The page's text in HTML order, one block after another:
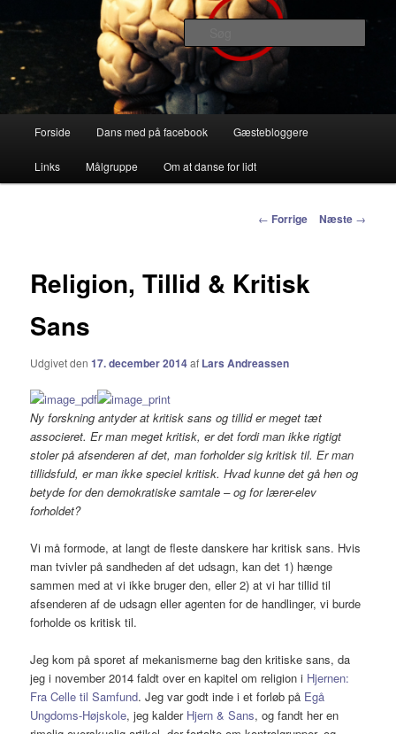
vidanserforlidt.dk
Debatterende tekster med filosofisk tilsnit om hverdagens glæder og
genvordigheder
Fortsæt
til
Forside Dans med på facebook Gæstebloggere
Links Målgruppe Om at danse for lidt
Indlægs
← Forrige Næste →
Religion, Tillid & Kritisk
Sans
Udgivet den17. december 2014af Lars Andreassen
Ny forskning antyder at kritisk sans og tillid er meget tæt
associeret. Er man meget kritisk, er det fordi man ikke rigtigt
stoler på afsenderen af det, man forholder sig kritisk til. Er man
tillidsfuld, er man ikke speciel kritisk. Hvad kunne det gå hen og
betyde for den demokratiske samtale – og for lærer-elev
forholdet?
Vi må formode, at langt de fleste danskere har kritisk sans. Hvis
man tvivler på sandheden af det udsagn, kan det 1) hænge
sammen med at vi ikke bruger den, eller 2) at vi har tillid til
afsenderen af de udsagn eller agenten for de handlinger, vi burde
forholde os kritisk til.
Jeg kom på sporet af mekanismerne bag den kritiske sans, da
jeg i november 2014 faldt over en kapitel om religion i Hjernen:
Fra Celle til Samfund. Jeg var godt inde i et forløb på Egå
Ungdoms-Højskole, jeg kalder Hjern & Sans, og fandt her en